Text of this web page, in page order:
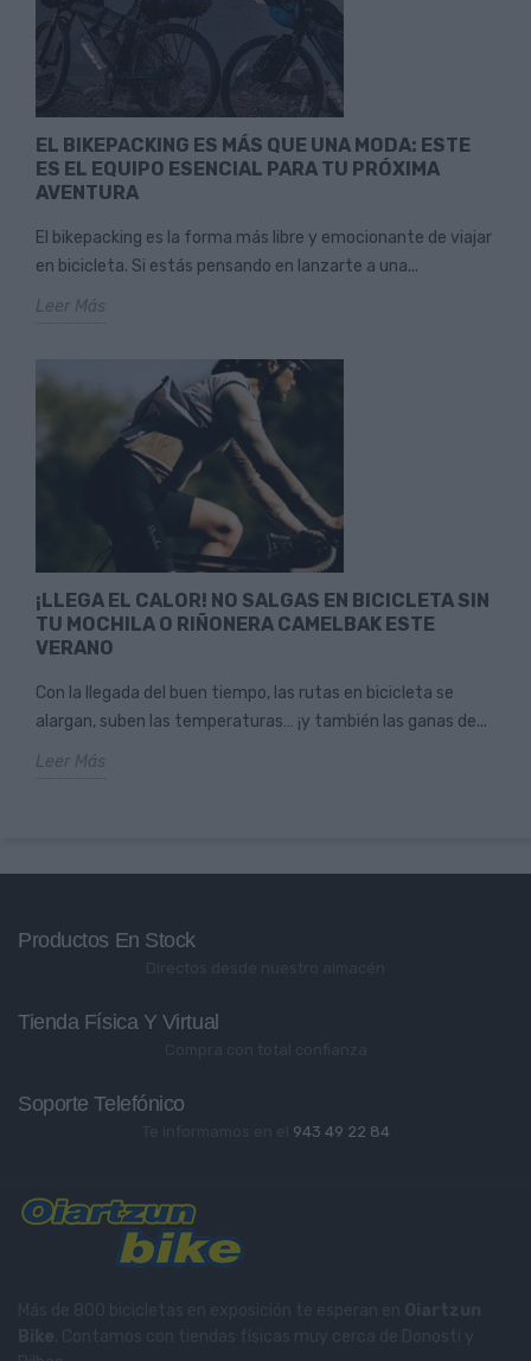
EL BIKEPACKING ES MÁS QUE UNA MODA: ESTE
ES EL EQUIPO ESENCIAL PARA TU PRÓXIMA
AVENTURA
El bikepacking es la forma más libre y emocionante de viajar
en bicicleta. Si estás pensando en lanzarte a una...
Leer Más
¡LLEGA EL CALOR! NO SALGAS EN BICICLETA SIN
TU MOCHILA O RIÑONERA CAMELBAK ESTE
VERANO
Con la llegada del buen tiempo, las rutas en bicicleta se
alargan, suben las temperaturas… ¡y también las ganas de...
Leer Más
Productos En Stock
Tienda Física Y Virtual
Soporte Telefónico
943 49 22 84